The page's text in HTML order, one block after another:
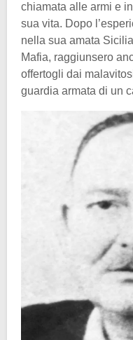
chiamata alle armi e
sua vita. Dopo
nella sua amata
Mafia, raggiunsero
offertogli dai
guardia armata di un